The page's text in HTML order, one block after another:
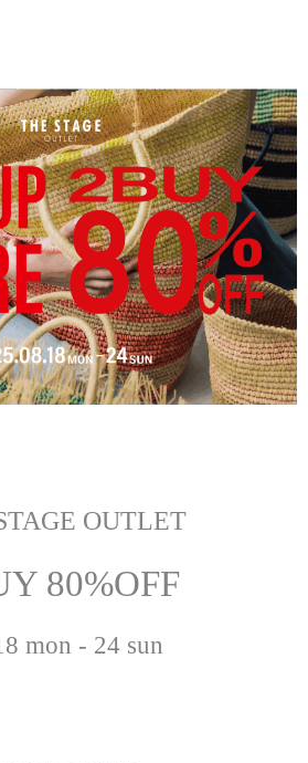
OUTLET
80%OFF
mon - 24 sun